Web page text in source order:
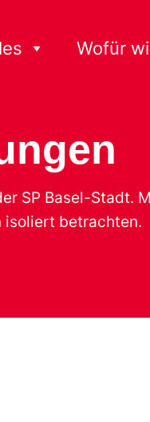
Wofür
SP Basel-Stadt.
isoliert betrachten.